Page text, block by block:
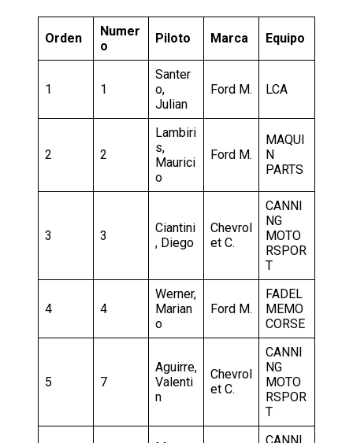
Orden
Numer
o
Piloto Marca Equipo
1 1
Santer
o,
Julian
Ford M. LCA
2 2
Lambiri
s,
Maurici
o
Ford M.
MAQUI
N
PARTS
3 3
Ciantini
, Diego
Chevrol
et C.
CANNI
NG
MOTO
RSPOR
T
4 4
Werner,
Marian
o
Ford M.
FADEL
MEMO
CORSE
5 7
Aguirre,
Valenti
n
Chevrol
et C.
CANNI
NG
MOTO
RSPOR
T